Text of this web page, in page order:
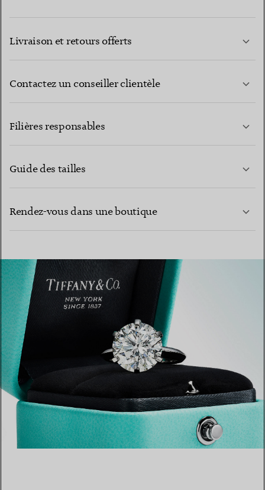
Livraison et retours offerts
Contactez un conseiller clientèle
Filières responsables
Guide des tailles
Rendez-vous dans une boutique
TROUVEZ LA BOUTIQUE LA PLUS PROCHE